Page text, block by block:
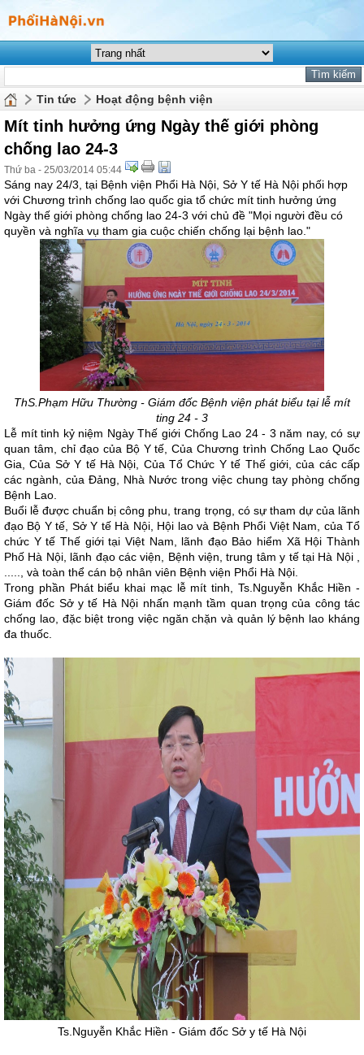
Tin tức Hoạt động bệnh viện
Mít tinh hưởng ứng Ngày thế giới phòng
chống lao 24-3
Thứ ba - 25/03/2014 05:44
Sáng nay 24/3, tại Bệnh viện Phổi Hà Nội, Sở Y tế Hà Nội phối hợp
với Chương trình chống lao quốc gia tổ chức mít tinh hưởng ứng
Ngày thế giới phòng chống lao 24-3 với chủ đề "Mọi người đều có
quyền và nghĩa vụ tham gia cuộc chiến chống lại bệnh lao."
ThS.Phạm Hữu Thường - Giám đốc Bệnh viện phát biểu tại lễ mít
ting 24 - 3
Lễ mít tinh kỷ niệm Ngày Thế giới Chống Lao 24 - 3 năm nay, có sự
quan tâm, chỉ đạo của Bộ Y tế, Của Chương trình Chống Lao Quốc
Gia, Của Sở Y tế Hà Nội, Của Tổ Chức Y tế Thế giới, của các cấp
các ngành, của Đảng, Nhà Nước trong việc chung tay phòng chống
Bệnh Lao.
Buổi lễ được chuẩn bị công phu, trang trọng, có sự tham dự của lãnh
đạo Bộ Y tế, Sở Y tế Hà Nội, Hội lao và Bệnh Phổi Việt Nam, của Tổ
chức Y tế Thế giới tại Việt Nam, lãnh đạo Bảo hiểm Xã Hội Thành
Phố Hà Nội, lãnh đạo các viện, Bệnh viện, trung tâm y tế tại Hà Nội ,
....., và toàn thể cán bộ nhân viên Bệnh viện Phổi Hà Nội.
Trong phần Phát biểu khai mạc lễ mít tinh, Ts.Nguyễn Khắc Hiền -
Giám đốc Sở y tế Hà Nội nhấn mạnh tầm quan trọng của công tác
chống lao, đặc biệt trong việc ngăn chặn và quản lý bệnh lao kháng
đa thuốc.
Ts.Nguyễn Khắc Hiền - Giám đốc Sở y tế Hà Nội